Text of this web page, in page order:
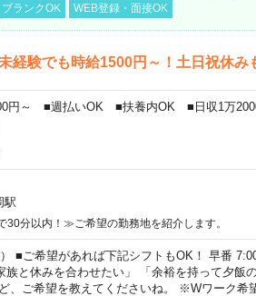
ブランクOK WEB登録・面接OK
験でも時給1500円～！土日祝休み
円～ ■週払いOK ■扶養内OK ■日収1万
駅
分以内！≫ご希望の勤務地を紹介します。
■ご希望があれば下記シフトもOK！ 早番
族と休みを合わせたい」 「余裕を持って夕飯
、ご希望を教えてくださいね。 ※Wワーク希